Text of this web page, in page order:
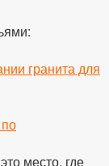
место, где